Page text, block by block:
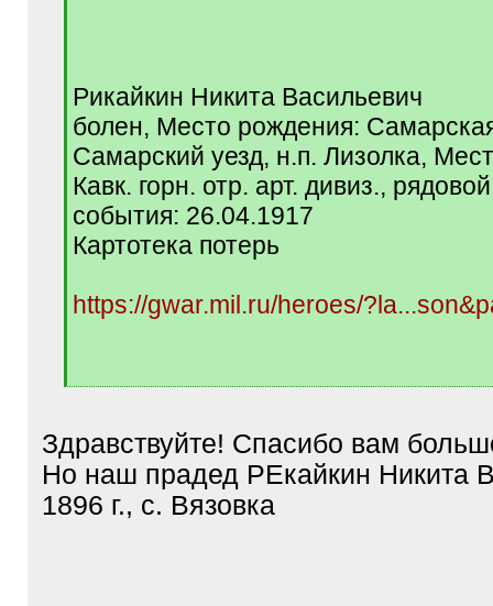
Рикайкин Никита Васильевич
болен, Место рождения:
Самарский уезд, н.п. Лизолка,
Кавк. горн. отр. арт. дивиз.,
события: 26.04.1917
Картотека потерь
https://gwar.mil.ru/heroes/
[
]
Здравствуйте! Спасибо вам
Но наш прадед РЕкайкин Никита
1896 г., с. Вязовка